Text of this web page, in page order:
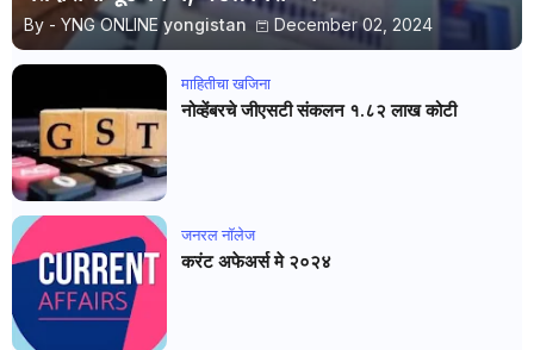
By - YNG ONLINE yongistan December 02, 2024
माहितीचा खजिना
नोव्हेंबरचे जीएसटी संकलन १.८२ लाख कोटी
जनरल नाॅलेज
करंट अफेअर्स मे २०२४